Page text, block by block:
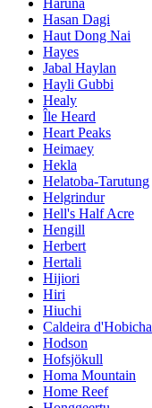
Hasan Dagi
Haut Dong Nai
Hayes
Jabal Haylan
Hayli Gubbi
Healy
Île Heard
Heart Peaks
Heimaey
Hekla
Helatoba-Tarutung
Helgrindur
Hell's Half Acre
Hengill
Herbert
Hertali
Hijiori
Hiri
Hiuchi
Caldeira d'Hobicha
Hodson
Hofsjökull
Homa Mountain
Home Reef